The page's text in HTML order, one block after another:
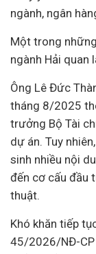
ngành, ngân
Một trong
ngành Hải quan
Ông Lê Đức
tháng 8/2025
trưởng Bộ Tài
dự án. Tuy
sinh nhiều nội
đến cơ cấu đầu
thuật.
Khó khăn tiếp
45/2026/NĐ-CP